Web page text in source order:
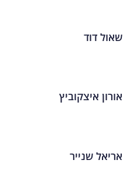
שאול דוד
אורון איצקוביץ
אריאל שנייר